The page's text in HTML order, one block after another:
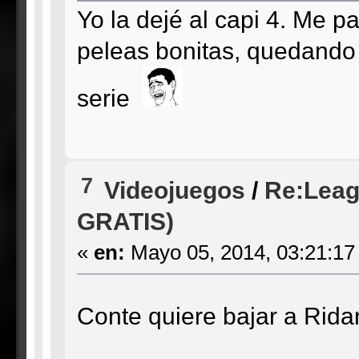
Yo la dejé al capi 4. Me
peleas bonitas,
serie
7 Videojuegos /
GRATIS)
« en: Mayo 05, 2014,
Conte quiere bajar a